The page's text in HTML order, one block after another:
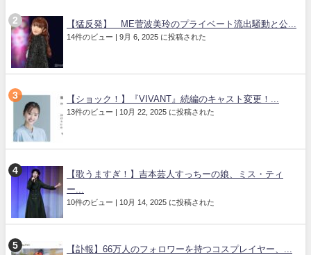
【猛反発】≠ME菅波美玲のプライベート流出騒動と公...
14件のビュー | 9月 6, 2025 に投稿された
【ショック！】『VIVANT』続編のキャスト変更！...
13件のビュー | 10月 22, 2025 に投稿された
【歌うますぎ！】吉本芸人すっちーの娘、ミス・ティ
ー...
10件のビュー | 10月 14, 2025 に投稿された
【訃報】66万人のフォロワーを持つコスプレイヤー、...